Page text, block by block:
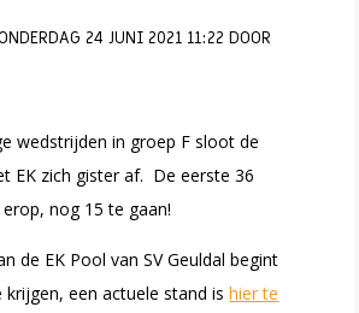
24 JUNI 2021 11:22 DOOR
wedstrijden in groep F sloot de
EK zich gister af. De eerste 36
nog 15 te gaan!
de EK Pool van SV Geuldal begint
krijgen, een actuele stand ishier te